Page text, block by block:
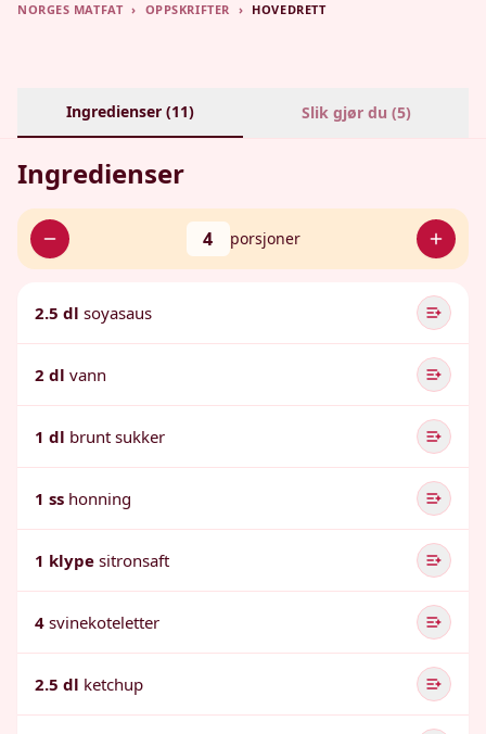
NORGES MATFAT › OPPSKRIFTER › HOVEDRETT
Ingredienser (11) Slik gjør du (5)
Ingredienser
4 porsjoner
2.5 dl soyasaus
2 dl vann
1 dl brunt sukker
1 ss honning
1 klype sitronsaft
4 svinekoteletter
2.5 dl ketchup